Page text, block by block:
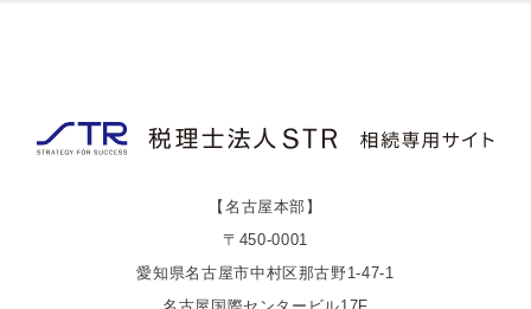
【名古屋本部】
〒450-0001
愛知県名古屋市中村区那古野1-47-1